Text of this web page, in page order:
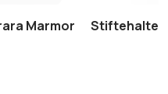
Marmor Stiftehalter